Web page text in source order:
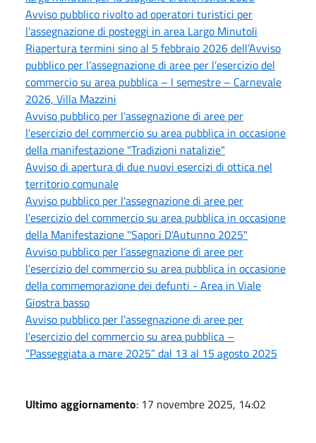
Avviso pubblico rivolto ad operatori turistici per
l'assegnazione di posteggi in area Largo Minutoli
Riapertura termini sino al 5 febbraio 2026 dell’Avviso
pubblico per l’assegnazione di aree per l’esercizio del
commercio su area pubblica – I semestre – Carnevale
2026, Villa Mazzini
Avviso pubblico per l'assegnazione di aree per
l'esercizio del commercio su area pubblica in occasione
della manifestazione "Tradizioni natalizie"
Avviso di apertura di due nuovi esercizi di ottica nel
territorio comunale
Avviso pubblico per l'assegnazione di aree per
l'esercizio del commercio su area pubblica in occasione
della Manifestazione "Sapori D'Autunno 2025"
Avviso pubblico per l’assegnazione di aree per
l’esercizio del commercio su area pubblica in occasione
della commemorazione dei defunti - Area in Viale
Giostra basso
Avviso pubblico per l’assegnazione di aree per
l’esercizio del commercio su area pubblica –
“Passeggiata a mare 2025” dal 13 al 15 agosto 2025
Ultimo aggiornamento: 17 novembre 2025, 14:02